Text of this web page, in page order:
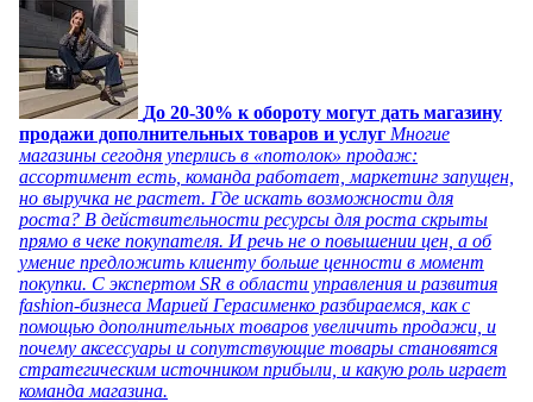
До 20-30% к обороту могут дать магазину
продажи дополнительных товаров и услуг Многие
магазины сегодня уперлись в «потолок» продаж:
ассортимент есть, команда работает, маркетинг запущен,
но выручка не растет. Где искать возможности для
роста? В действительности ресурсы для роста скрыты
прямо в чеке покупателя. И речь не о повышении цен, а об
умение предложить клиенту больше ценности в момент
покупки. С экспертом SR в области управления и развития
fashion-бизнеса Марией Герасименко разбираемся, как с
помощью дополнительных товаров увеличить продажи, и
почему аксессуары и сопутствующие товары становятся
стратегическим источником прибыли, и какую роль играет
команда магазина.